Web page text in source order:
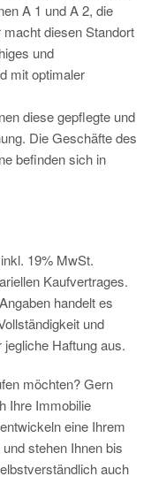
A 1 und A 2, die
diesen Standort
und
mit optimaler
diese gepflegte und
Die Geschäfte des
befinden sich in
19% MwSt.
Kaufvertrages.
handelt es
und
Haftung aus.
möchten? Gern
Ihre Immobilie
eine Ihrem
stehen Ihnen bis
auch